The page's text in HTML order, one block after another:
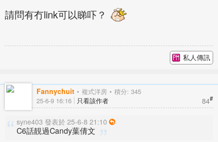
請問有冇link可以睇吓？
私人傳訊
Fannychuit 複式洋房 積分: 345
84#
25-6-9 16:16 只看該作者
syne403 發表於 25-6-8 21:10
C6話靚過Candy葉倩文